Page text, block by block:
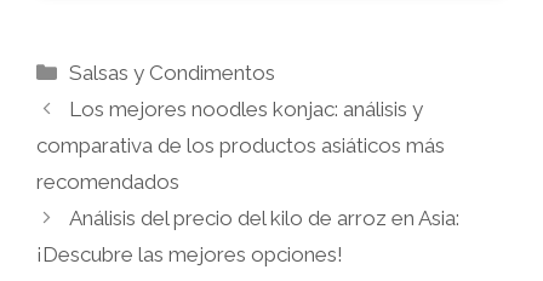
Categorías
Salsas y Condimentos
Los mejores noodles konjac: análisis y
comparativa de los productos asiáticos más
recomendados
Análisis del precio del kilo de arroz en Asia:
¡Descubre las mejores opciones!